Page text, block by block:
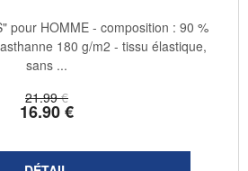
21.99 €
16.90€
pour HOMME - composition : 90 %
180 g/m2 - tissu élastique,
sans ...